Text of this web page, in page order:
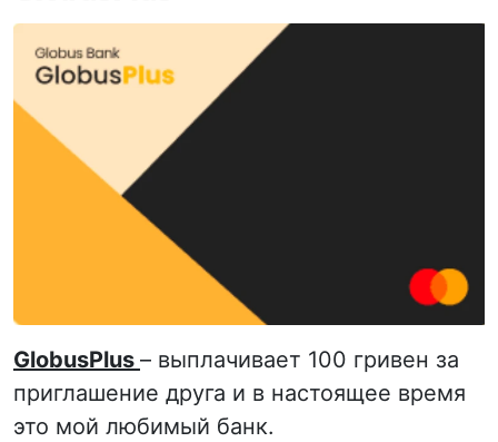
GlobusPlus – выплачивает 100 гривен за
приглашение друга и в настоящее время
это мой любимый банк.